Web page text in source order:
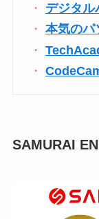
デジタル
本気のパ
SAMURAI